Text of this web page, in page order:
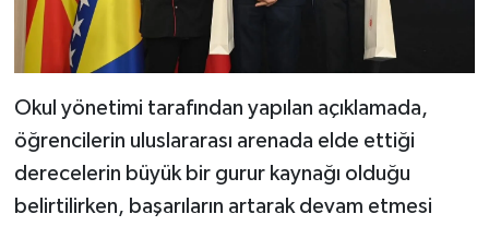
Okul yönetimi tarafından yapılan açıklamada,
öğrencilerin uluslararası arenada elde ettiği
derecelerin büyük bir gurur kaynağı olduğu
belirtilirken, başarıların artarak devam etmesi